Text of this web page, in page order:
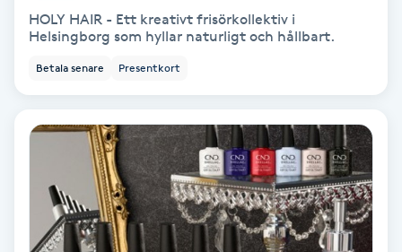
Sugaring
Svettbehandling
Tuina-massage
HOLY HAIR - Ett kreativt frisörkollektiv i
Helsingborg som hyllar naturligt och hållbart.
Betala senare Presentkort